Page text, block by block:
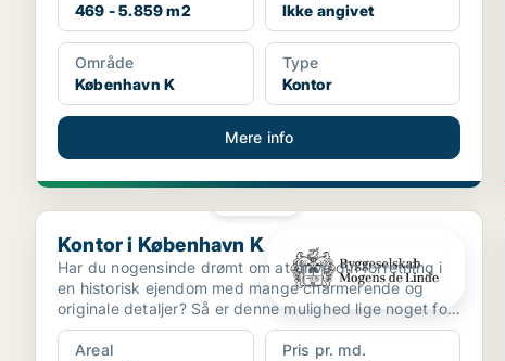
469 - 5.859 m2
Ikke angivet
Område
København K
Type
Kontor
Mere info
Kontor i København K
Kontor i København K
Har du nogensinde drømt om at drive din forretning i
en historisk ejendom med mange charmerende og
originale detaljer? Så er denne mulighed lige noget for
di...
Areal
Pris pr. md.